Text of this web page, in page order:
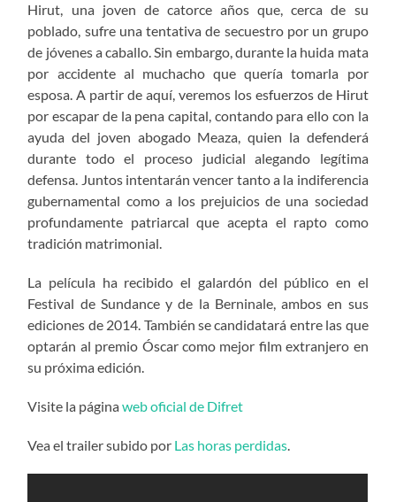
Hirut, una joven de catorce años que, cerca de su
poblado, sufre una tentativa de secuestro por un grupo
de jóvenes a caballo. Sin embargo, durante la huida mata
por accidente al muchacho que quería tomarla por
esposa. A partir de aquí, veremos los esfuerzos de Hirut
por escapar de la pena capital, contando para ello con la
ayuda del joven abogado Meaza, quien la defenderá
durante todo el proceso judicial alegando legítima
defensa. Juntos intentarán vencer tanto a la indiferencia
gubernamental como a los prejuicios de una sociedad
profundamente patriarcal que acepta el rapto como
tradición matrimonial.
La película ha recibido el galardón del público en el
Festival de Sundance y de la Berninale, ambos en sus
ediciones de 2014. También se candidatará entre las que
optarán al premio Óscar como mejor film extranjero en
su próxima edición.
Visite la páginaweb oficial de Difret
Vea el trailer subido por Las horas perdidas.